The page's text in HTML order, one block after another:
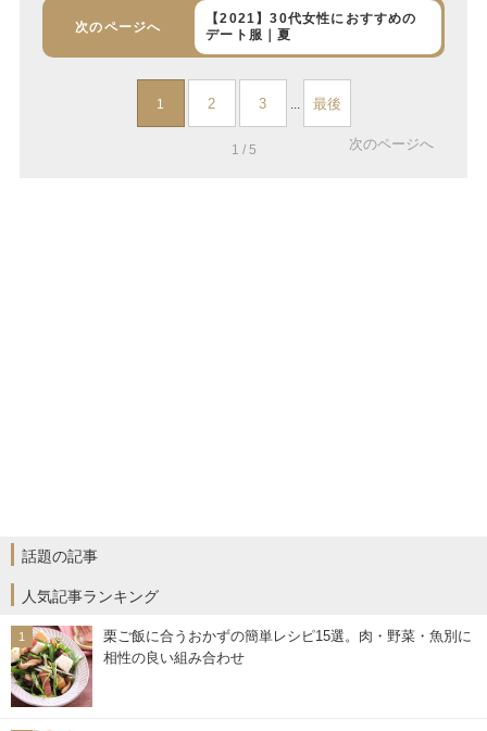
次のページへ
【2021】30代女性におすすめの
デート服｜夏
1 2 3 ... 最後
1 / 5 次のページへ
話題の記事
人気記事ランキング
栗ご飯に合うおかずの簡単レシピ15選。肉・野菜・魚別に
相性の良い組み合わせ